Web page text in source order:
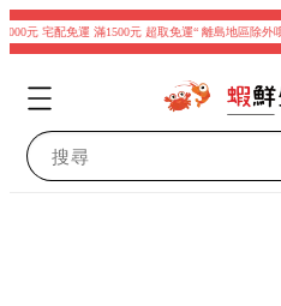
元 宅配免運 滿1500元 超取免運“ 離島地區除外哦~
搜尋